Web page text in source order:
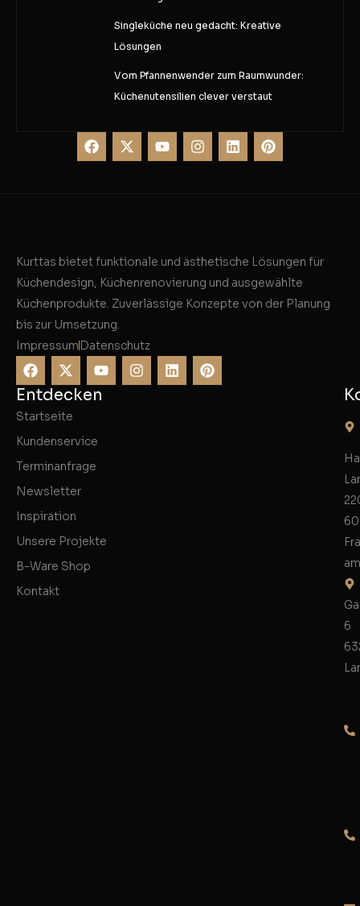
Singleküche neu gedacht: Kreative
Lösungen
Vom Pfannenwender zum Raumwunder:
Küchenutensilien clever verstaut
Kurttas bietet funktionale und ästhetische Lösungen für
Küchendesign, Küchenrenovierung und ausgewählte
Küchenprodukte. Zuverlässige Konzepte von der Planung
bis zur Umsetzung.
Impressum Datenschutz
Entdecken
Startseite
Kundenservice
Terminanfrage
Newsletter
Inspiration
Unsere Projekte
B-Ware Shop
Kontakt
6